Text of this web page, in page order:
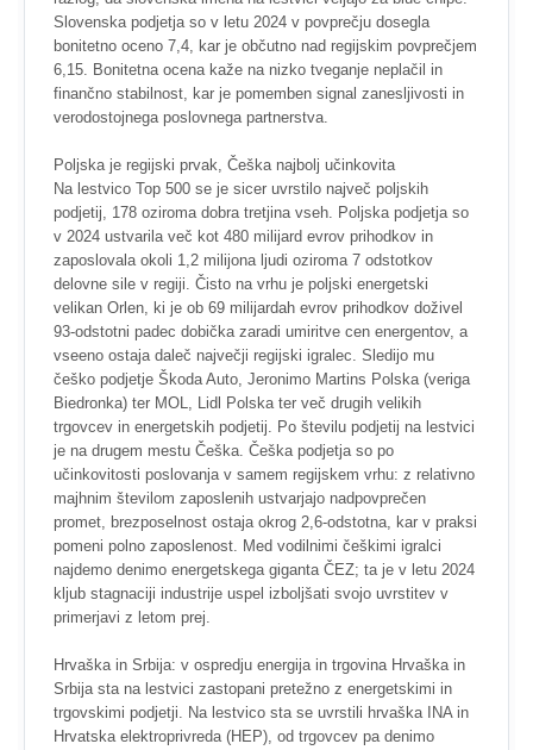
Slovenska podjetja so v letu 2024 v povprečju dosegla
bonitetno oceno 7,4, kar je občutno nad regijskim povprečjem
6,15. Bonitetna ocena kaže na nizko tveganje neplačil in
finančno stabilnost, kar je pomemben signal zanesljivosti in
verodostojnega poslovnega partnerstva.
Poljska je regijski prvak, Češka najbolj učinkovita
Na lestvico Top 500 se je sicer uvrstilo največ poljskih
podjetij, 178 oziroma dobra tretjina vseh. Poljska podjetja so
v 2024 ustvarila več kot 480 milijard evrov prihodkov in
zaposlovala okoli 1,2 milijona ljudi oziroma 7 odstotkov
delovne sile v regiji. Čisto na vrhu je poljski energetski
velikan Orlen, ki je ob 69 milijardah evrov prihodkov doživel
93-odstotni padec dobička zaradi umiritve cen energentov, a
vseeno ostaja daleč največji regijski igralec. Sledijo mu
češko podjetje Škoda Auto, Jeronimo Martins Polska (veriga
Biedronka) ter MOL, Lidl Polska ter več drugih velikih
trgovcev in energetskih podjetij. Po številu podjetij na lestvici
je na drugem mestu Češka. Češka podjetja so po
učinkovitosti poslovanja v samem regijskem vrhu: z relativno
majhnim številom zaposlenih ustvarjajo nadpovprečen
promet, brezposelnost ostaja okrog 2,6-odstotna, kar v praksi
pomeni polno zaposlenost. Med vodilnimi češkimi igralci
najdemo denimo energetskega giganta ČEZ; ta je v letu 2024
kljub stagnaciji industrije uspel izboljšati svojo uvrstitev v
primerjavi z letom prej.
Hrvaška in Srbija: v ospredju energija in trgovina Hrvaška in
Srbija sta na lestvici zastopani pretežno z energetskimi in
trgovskimi podjetji. Na lestvico sta se uvrstili hrvaška INA in
Hrvatska elektroprivreda (HEP), od trgovcev pa denimo